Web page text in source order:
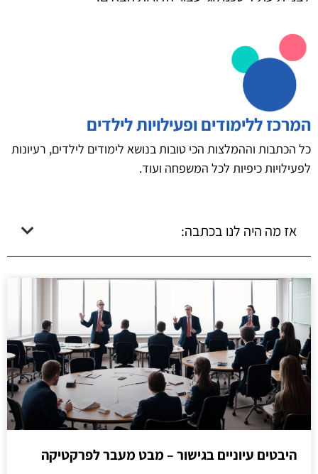
המרכז ללימודים ופעילויות לילדים
כל הכתבות וההמלצות הכי טובות בנושא לימודים לילדים, רעיונות
לפעילויות כיפיות לכל המשפחה ועוד.
אז מה היה לנו בכתבה:
היבטים עיוניים בגישור – מבט מעבר לפרקטיקה